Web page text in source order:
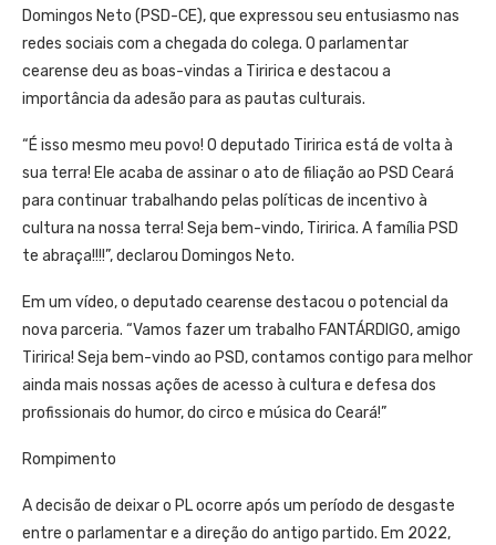
Domingos Neto (PSD-CE), que expressou seu entusiasmo nas
redes sociais com a chegada do colega. O parlamentar
cearense deu as boas-vindas a Tiririca e destacou a
importância da adesão para as pautas culturais.
“É isso mesmo meu povo! O deputado Tiririca está de volta à
sua terra! Ele acaba de assinar o ato de filiação ao PSD Ceará
para continuar trabalhando pelas políticas de incentivo à
cultura na nossa terra! Seja bem-vindo, Tiririca. A família PSD
te abraça!!!!”, declarou Domingos Neto.
Em um vídeo, o deputado cearense destacou o potencial da
nova parceria. “Vamos fazer um trabalho FANTÁRDIGO, amigo
Tiririca! Seja bem-vindo ao PSD, contamos contigo para melhor
ainda mais nossas ações de acesso à cultura e defesa dos
profissionais do humor, do circo e música do Ceará!”
Rompimento
A decisão de deixar o PL ocorre após um período de desgaste
entre o parlamentar e a direção do antigo partido. Em 2022,